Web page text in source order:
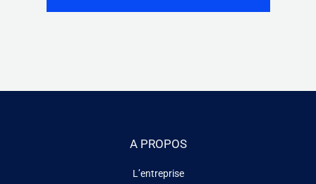
A PROPOS
L’entreprise